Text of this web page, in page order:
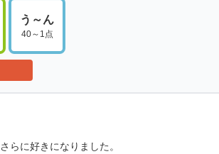
う～ん
40～1点
らに好きになりました。